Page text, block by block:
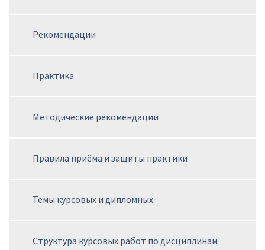
Рекомендации
Практика
Методические рекомендации
Правила приёма и защиты практики
Темы курсовых и дипломных
Структура курсовых работ по дисциплинам